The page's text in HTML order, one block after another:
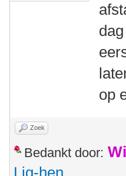
op
Zoek
Bedankt door:
Lig-hen